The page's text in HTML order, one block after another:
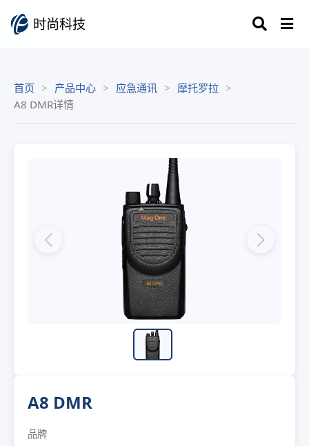
时尚科技
首页 产品中心 应急通讯
摩托罗拉
A8 DMR详情
A8 DMR
品牌